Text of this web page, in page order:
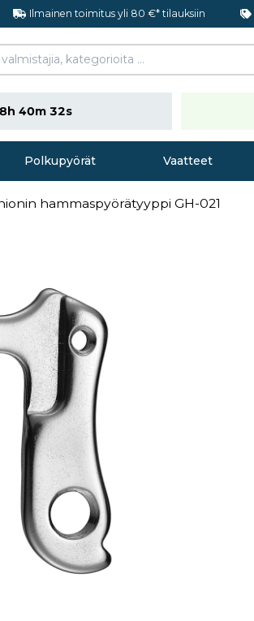
Ilmainen toimitus yli 80 €* tilauksiin
40m 31s
Polkupyörät Vaatteet
hammaspyörätyyppi GH-021